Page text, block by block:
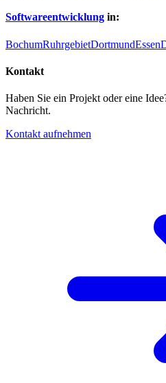
Softwareentwicklung in:
BochumRuhrgebietDortmundEssen
Kontakt
Haben Sie ein Projekt oder eine
Nachricht.
Kontakt aufnehmen